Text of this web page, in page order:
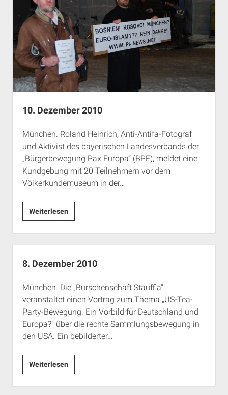
10. Dezember 2010
München. Roland Heinrich, Anti-Antifa-Fotograf
und Aktivist des bayerischen Landesverbands der
„Bürgerbewegung Pax Europa“ (BPE), meldet eine
Kundgebung mit 20 Teilnehmern vor dem
Völkerkundemuseum in der…
Weiterlesen10.
Dezember
2010
8. Dezember 2010
München. Die „Burschenschaft Stauffia“
veranstaltet einen Vortrag zum Thema „US-Tea-
Party-Bewegung. Ein Vorbild für Deutschland und
Europa?“ über die rechte Sammlungsbewegung in
den USA. Ein bebilderter…
Weiterlesen8.
Dezember
2010